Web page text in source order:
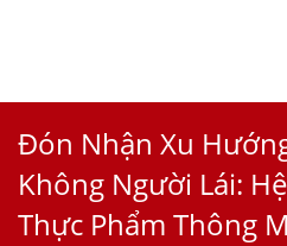
Đón Nhận Xu
Không Người Lái:
Thực Phẩm Thông